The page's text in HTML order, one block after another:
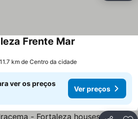
Frente Mar
km de Centro da cidade
ver os preços
Ver preços